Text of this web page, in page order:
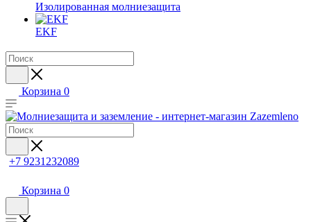
Изолированная молниезащита
EKF
Корзина 0
+7 9231232089
Корзина 0